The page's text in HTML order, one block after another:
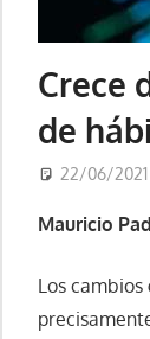
Crece
de
22/06/2021
Mauricio
Los